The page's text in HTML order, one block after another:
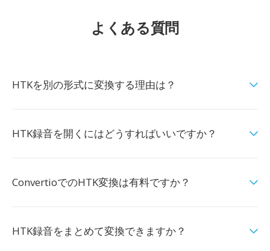
よくある質問
HTKを別の形式に変換する理由は？
HTK録音を開くにはどうすればいいですか？
ConvertioでのHTK変換は有料ですか？
HTK録音をまとめて変換できますか？